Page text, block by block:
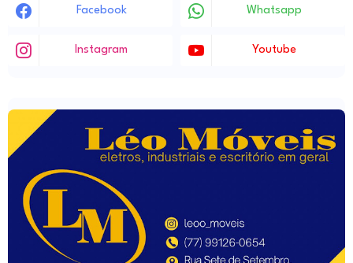
Facebook Whatsapp
Instagram Youtube